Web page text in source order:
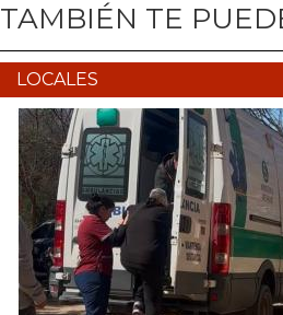
TAMBIÉN TE
LOCALES